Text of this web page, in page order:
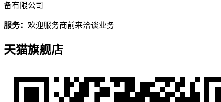
备有限公司
服务： 欢迎服务商前来洽谈业务
天猫旗舰店